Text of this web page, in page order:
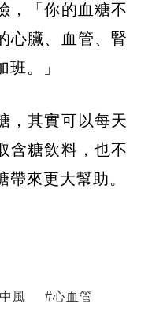
，「你的血糖不
心臟、血管、腎
。」
，其實可以每天
含糖飲料，也不
來更大幫助。
中風 #心血管